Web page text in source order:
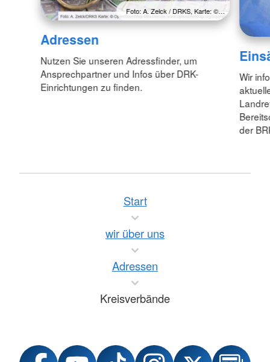
Foto: A. Zelck / DRKS, Karte: ©…
Adressen
Nutzen Sie unseren Adressfinder, um
Ansprechpartner und Infos über DRK-
Einrichtungen zu finden.
Wir
der
Start
wir über uns
Adressen
Kreisverbände